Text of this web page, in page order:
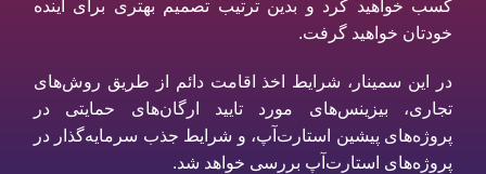
کسب خواهید کرد و بدین ترتیب تصمیم بهتری برای آینده
خودتان خواهید گرفت.
در این سمینار، شرایط اخذ اقامت دائم از طریق روش‌های
تجاری، بیزینس‌های مورد تایید ارگان‌های حمایتی در
پروژه‌های پیشین استارت‌آپ، و شرایط جذب سرمایه‌گذار در
پروژه‌های استارت‌آپ بررسی خواهد شد.